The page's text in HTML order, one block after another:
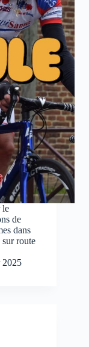
le
de
dans
sur route
2025